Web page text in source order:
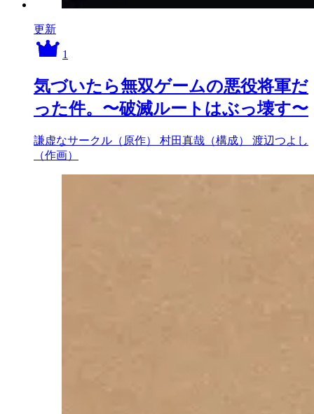
更新
1
気づいたら無双ゲームの悪役将軍だ
った件。〜破滅ルートはぶっ壊す〜
謙虚なサークル（原作） 村田真哉（構成） 渡辺つよし
（作画）